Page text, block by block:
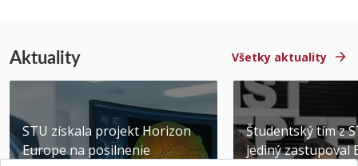
Aktuality Všetky aktuality
STU získala projekt Horizon
Europe na posilnenie
Študentský tím z
jediný zastupoval